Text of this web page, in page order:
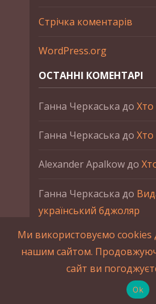
Стрічка коментарів
WordPress.org
ОСТАННІ КОМЕНТАРІ
Ганна Черкаська до Хто
Ганна Черкаська до Хто
Alexander Apalkowдо
Ганна Черкаська до
український бджоляр
Ганна Черкаськадо
2015-2023 © UAHistory Всі
При використанні
зворотнє
Ми використовуємо cookies
нашим сайтом.
сайт ви
Ok